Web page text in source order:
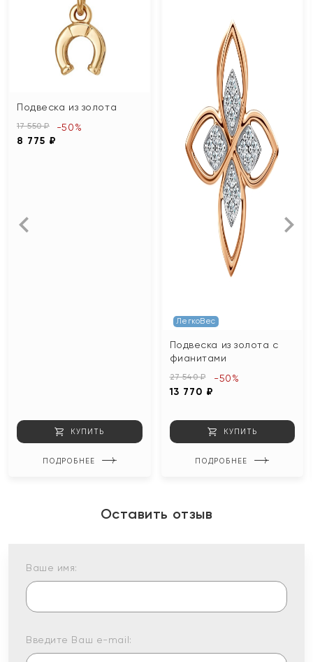
Подвеска из золота
17 550 ₽
8 775 ₽
-50%
КУПИТЬ
ПОДРОБНЕЕ
ЛегкоВес
Подвеска из золота с
фианитами
27 540 ₽
13 770 ₽
-50%
КУПИТЬ
ПОДРОБНЕЕ
Оставить отзыв
Ваше имя:
Введите Ваш e-mail: